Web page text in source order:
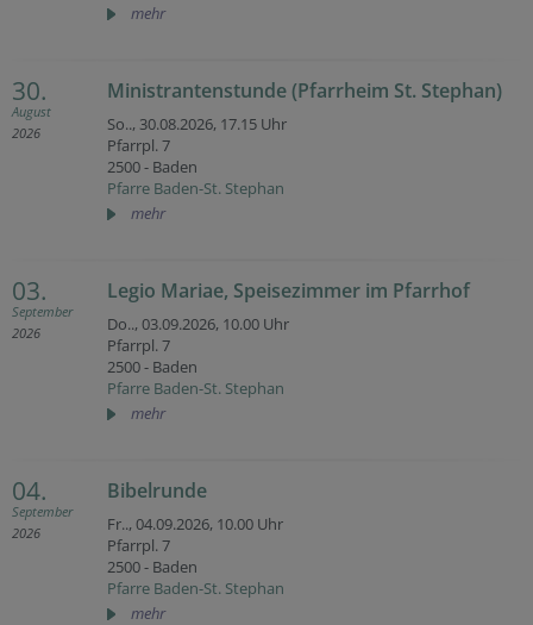
mehr
30.
August
2026
Ministrantenstunde (Pfarrheim St. Stephan)
So.., 30.08.2026, 17.15 Uhr
Pfarrpl. 7
2500 - Baden
Pfarre Baden-St. Stephan
mehr
03.
September
2026
Legio Mariae, Speisezimmer im Pfarrhof
Do.., 03.09.2026, 10.00 Uhr
Pfarrpl. 7
2500 - Baden
Pfarre Baden-St. Stephan
mehr
04.
September
2026
Bibelrunde
Fr.., 04.09.2026, 10.00 Uhr
Pfarrpl. 7
2500 - Baden
Pfarre Baden-St. Stephan
mehr